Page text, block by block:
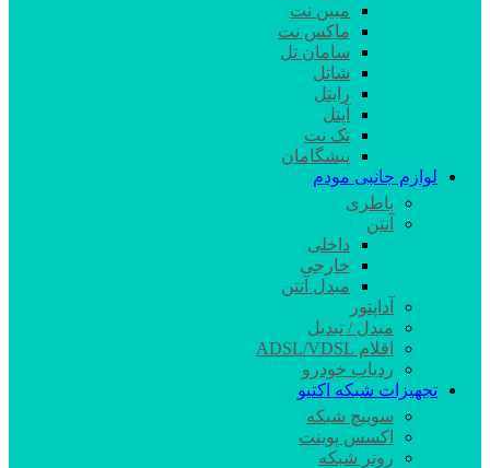
مبین نت
ماکس نت
سامان تل
شاتل
رایتل
آپتل
تک نت
پیشگامان
لوازم جانبی مودم
باطری
آنتن
داخلی
خارجی
مبدل آنتن
آداپتور
مبدل / تبدیل
اقلام ADSL/VDSL
ردیاب خودرو
تجهیزات شبکه اکتیو
سوییچ شبکه
اکسس پوینت
روتر شبکه